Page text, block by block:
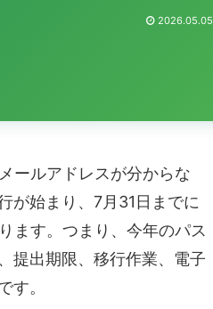
2026.05.05
ールアドレスが分からな
が始まり、7月31日までに
ます。つまり、今年のパス
提出期限、移行作業、電子
す。